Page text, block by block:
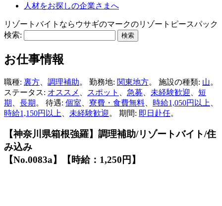
人材をお探しの企業さまへ
リゾートバイトならウサギのマークのリゾートピースパック
検索:
お仕事情報
職種: 裏方 調理補助。 勤務地: 関東地方。 施設の種類: 山。
ステータス: オススメ スポット 急募 未経験歓迎
短
期
長期 。 待遇: 個室 寮費・食費無料 時給1,050円以上
時給1,150円以上
未経験歓迎 。 期間: 即日赴任。
【神奈川県箱根強羅】調理補助/リゾートバイト/住
み込み
【No.0083a】【時給：1,250円】